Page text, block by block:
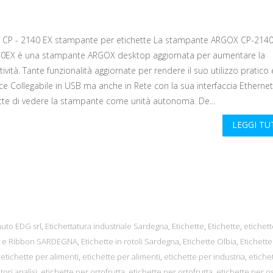
CP - 2140 EX stampante per etichette La stampante ARGOX CP-
è una stampante ARGOX desktop aggiornata per aumentare la
Tante funzionalità aggiornate per rendere il suo utilizzo pratico
Collegabile in USB ma anche in Rete con la sua interfaccia
di vedere la stampante come unità autonoma. De...
LEGGI
EDG srl, Etichettatura industriale Sardegna, Etichette, Etichette,
Ribbon SARDEGNA, Etichette in rotoli Sardegna, Etichette Olbia,
etichette per alimenti, etichette per alimenti, etichette per industria,